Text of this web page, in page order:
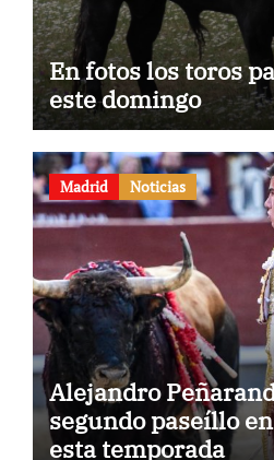
En fotos los toros
este domingo
Madrid Noticias
Alejandro
segundo paseíllo
esta temporada